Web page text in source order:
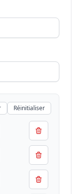
Réinitialiser